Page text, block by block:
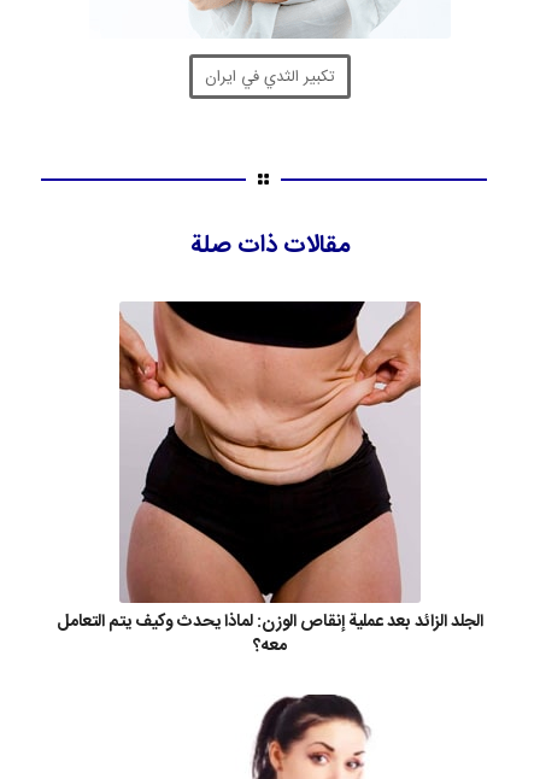
تكبير الثدي في ايران
مقالات ذات صلة
الجلد الزائد بعد عملية إنقاص الوزن: لماذا يحدث وكيف يتم التعامل
معه؟